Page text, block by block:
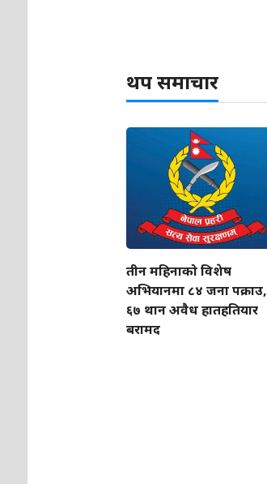
थप समाचार
तीन महिनाको विशेष
अभियानमा ८४ जना पक्राउ,
६७ थान अवैध हातहतियार
बरामद